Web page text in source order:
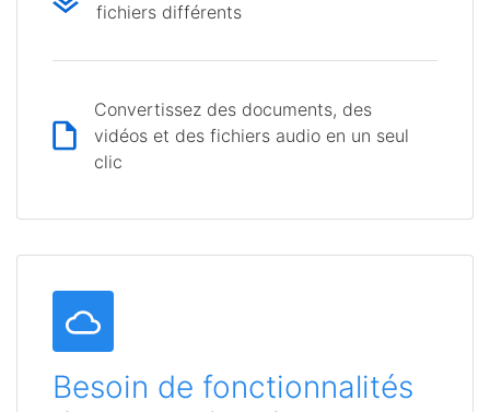
fichiers différents
Convertissez des documents, des
vidéos et des fichiers audio en un seul
clic
Besoin de fonctionnalités